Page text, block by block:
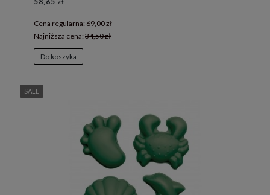
Cena regularna: 69,00 zł
Najniższa cena: 34,50 zł
Do koszyka
SALE